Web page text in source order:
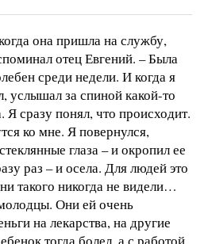
она пришла на службу,
отец Евгений. – Была
среди недели. И когда я
услышал за спиной какой-то
сразу понял, что происходит.
ко мне. Я повернулся,
глаза – и окропил ее
раз – и осела. Для людей это
такого никогда не видели…
Они ей очень
на лекарства, на другие